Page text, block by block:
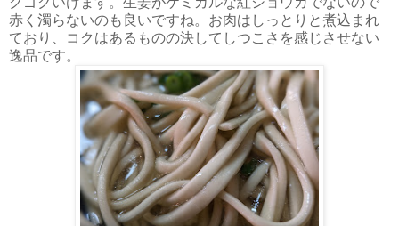
赤く濁らないのも良いですね。お肉はしっとりと煮込まれ
ており、コクはあるものの決してしつこさを感じさせない
逸品です。